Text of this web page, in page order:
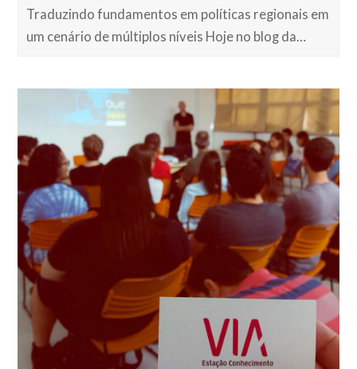
Traduzindo fundamentos em políticas regionais em
um cenário de múltiplos níveis Hoje no blog da…